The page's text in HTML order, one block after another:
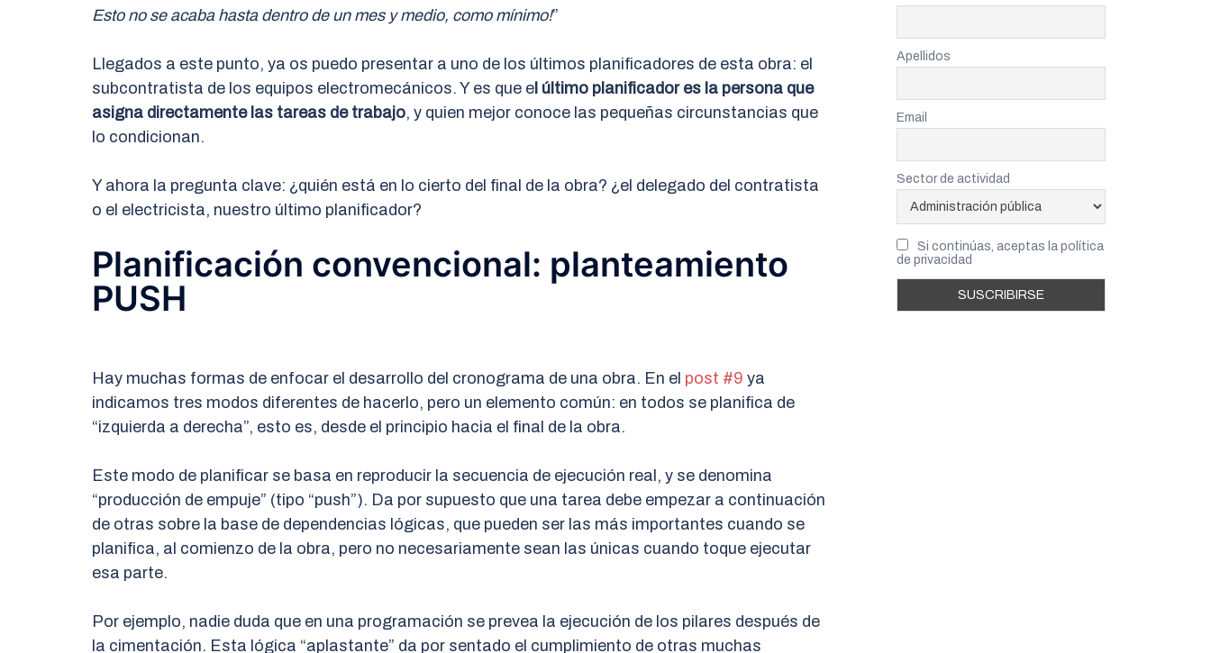
Esto no se acaba hasta dentro de un mes y medio, como mínimo!”
Llegados a este punto, ya os puedo presentar a uno de los últimos planificadores de esta obra: el
subcontratista de los equipos electromecánicos. Y es que el último planificador es la persona que
asigna directamente las tareas de trabajo, y quien mejor conoce las pequeñas circunstancias que
lo condicionan.
Y ahora la pregunta clave: ¿quién está en lo cierto del final de la obra? ¿el delegado del contratista
o el electricista, nuestro último planificador?
Planificación convencional: planteamiento
PUSH
Hay muchas formas de enfocar el desarrollo del cronograma de una obra. En el post #9 ya
indicamos tres modos diferentes de hacerlo, pero un elemento común: en todos se planifica de
“izquierda a derecha”, esto es, desde el principio hacia el final de la obra.
Este modo de planificar se basa en reproducir la secuencia de ejecución real, y se denomina
“producción de empuje” (tipo “push”). Da por supuesto que una tarea debe empezar a continuación
de otras sobre la base de dependencias lógicas, que pueden ser las más importantes cuando se
planifica, al comienzo de la obra, pero no necesariamente sean las únicas cuando toque ejecutar
esa parte.
Por ejemplo, nadie duda que en una programación se prevea la ejecución de los pilares después de
la cimentación. Esta lógica “aplastante” da por sentado el cumplimiento de otras muchas
Apellidos
Email
Sector de actividad
Si continúas, aceptas la política
de privacidad